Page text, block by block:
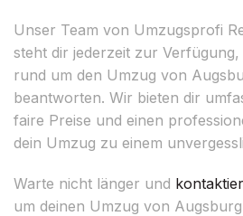
Unser Team von Umzugsprofi
steht dir jederzeit zur
rund um den Umzug von
beantworten. Wir bieten dir
faire Preise und einen
dein Umzug zu einem
Warte nicht länger und
um deinen Umzug von